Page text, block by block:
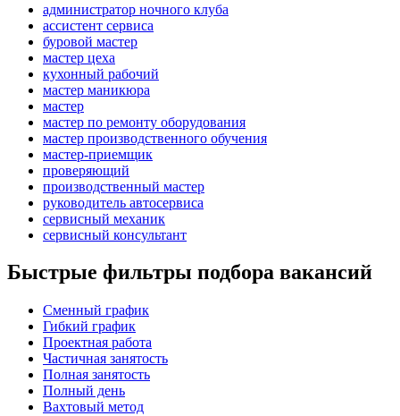
администратор ночного клуба
ассистент сервиса
буровой мастер
мастер цеха
кухонный рабочий
мастер маникюра
мастер
мастер по ремонту оборудования
мастер производственного обучения
мастер-приемщик
проверяющий
производственный мастер
руководитель автосервиса
сервисный механик
сервисный консультант
Быстрые фильтры подбора вакансий
Сменный график
Гибкий график
Проектная работа
Частичная занятость
Полная занятость
Полный день
Вахтовый метод